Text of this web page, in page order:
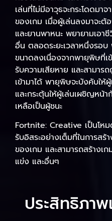
เล่นที่ไม่มีอาวุธจะกระโดดมา
ของเกม เมื่อผู้เล่นลงมาจะต้
และยานพาหนะ พยายามเอา
อื่น ตลอดระยะเวลาหนึ่งรอ
ขนาดลงเนื่องจากพายุพิษที่เ
รับความเสียหาย และสามาร
เข้ามาได้ พายุพิษจะบังคับใ
และกระตุ้นให้ผู้เล่นเผชิญหน้
เหลือเป็นผู้ชนะ
Fortnite: Creative เป็นโห
รับอิสระอย่างเต็มที่ในการสร้
ของเกม และสามารถสร้างเ
แข่ง และอื่นๆ
ประสิทธิภา